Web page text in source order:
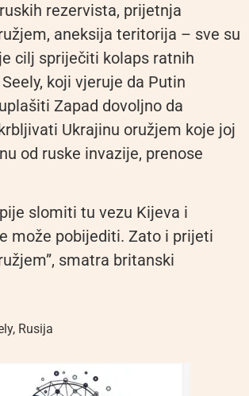
rezervista, prijetnja
aneksija teritorija – sve su
cilj spriječiti kolaps ratnih
koji vjeruje da Putin
Zapad dovoljno da
Ukrajinu oružjem koje joj
od ruske invazije, prenose
slomiti tu vezu Kijeva i
može pobijediti. Zato i prijeti
smatra britanski
, Rusija